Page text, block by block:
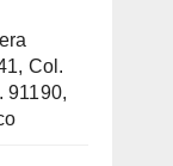
Col.
91190,